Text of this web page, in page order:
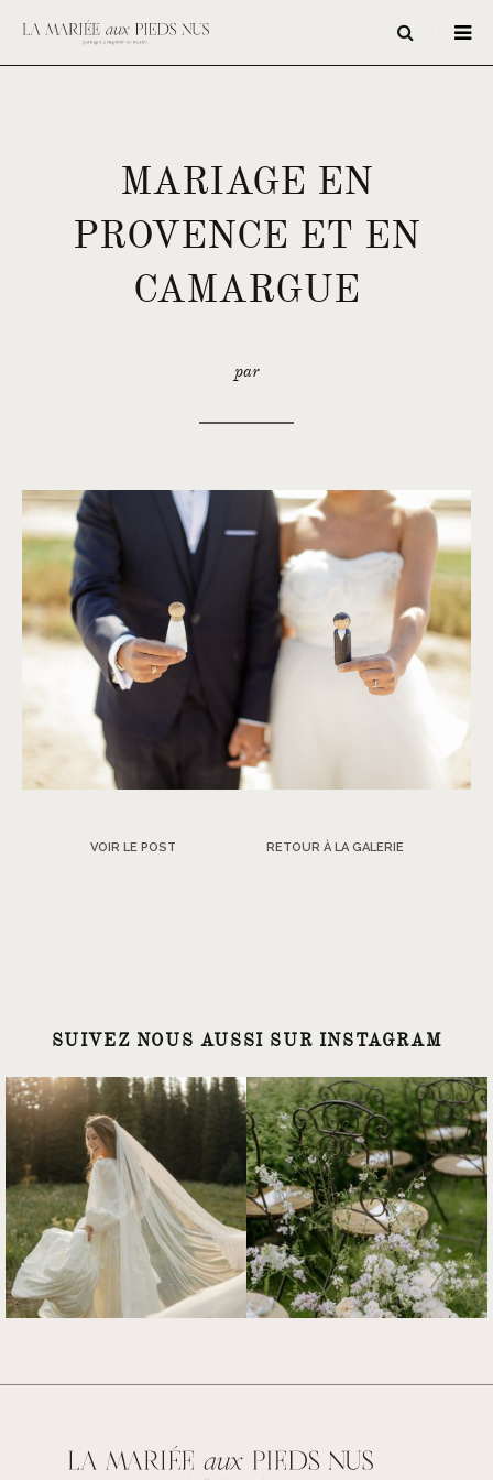
MARIAGE EN
PROVENCE ET EN
CAMARGUE
par
VOIR LE POST RETOUR À LA GALERIE
SUIVEZ NOUS AUSSI SUR INSTAGRAM